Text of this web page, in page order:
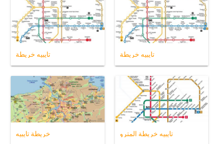
تايبيه خريطة تايبيه خريطة
خريطة تايبيه تايبيه خريطة المترو